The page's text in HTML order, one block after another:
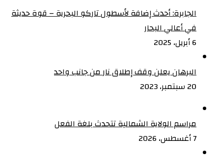
الجابرة: أحدث إضافة لأسطول تاركو البحرية – قوة حديثة
في أعالي البحار
6 أبريل، 2025
البرهان يعلن وقف إطلاق نار من جانب واحد
20 سبتمبر، 2023
مراسم الولاية الشمالية تتحدث بلغة الفعل
7 أغسطس، 2026